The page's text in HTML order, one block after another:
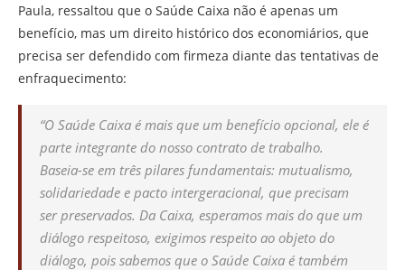
Paula, ressaltou que o Saúde Caixa não é apenas um
benefício, mas um direito histórico dos economiários, que
precisa ser defendido com firmeza diante das tentativas de
enfraquecimento:
“O Saúde Caixa é mais que um benefício opcional, ele é
parte integrante do nosso contrato de trabalho.
Baseia-se em três pilares fundamentais: mutualismo,
solidariedade e pacto intergeracional, que precisam
ser preservados. Da Caixa, esperamos mais do que um
diálogo respeitoso, exigimos respeito ao objeto do
diálogo, pois sabemos que o Saúde Caixa é também